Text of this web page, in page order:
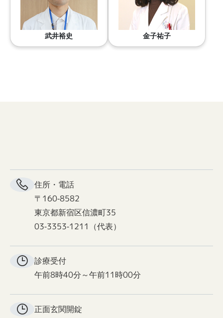
武井裕史 金子祐子
住所・電話
〒160-8582
東京都新宿区信濃町35
03-3353-1211（代表）
診療受付
午前8時40分～午前11時00分
正面玄関開錠